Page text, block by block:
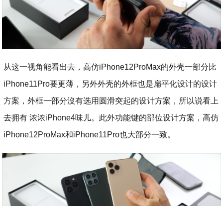
从这一视角能看出去，高仿iPhone12ProMax的外壳一部分比
iPhone11Pro要更薄，另外外壳的外框也是扁平化设计的设计
方案，外框一部分沒有选用圆滑突起的设计方案，所以说看上
去拥有 浓浓iPhone4味儿。此外功能键的部位设计方案，高仿
iPhone12ProMax和iPhone11Pro也大部分一致。